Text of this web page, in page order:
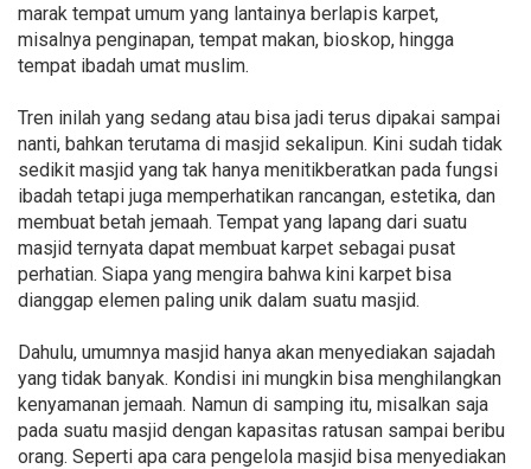
marak tempat umum yang lantainya berlapis karpet,
misalnya penginapan, tempat makan, bioskop, hingga
tempat ibadah umat muslim.
Tren inilah yang sedang atau bisa jadi terus dipakai sampai
nanti, bahkan terutama di masjid sekalipun. Kini sudah tidak
sedikit masjid yang tak hanya menitikberatkan pada fungsi
ibadah tetapi juga memperhatikan rancangan, estetika, dan
membuat betah jemaah. Tempat yang lapang dari suatu
masjid ternyata dapat membuat karpet sebagai pusat
perhatian. Siapa yang mengira bahwa kini karpet bisa
dianggap elemen paling unik dalam suatu masjid.
Dahulu, umumnya masjid hanya akan menyediakan sajadah
yang tidak banyak. Kondisi ini mungkin bisa menghilangkan
kenyamanan jemaah. Namun di samping itu, misalkan saja
pada suatu masjid dengan kapasitas ratusan sampai beribu
orang. Seperti apa cara pengelola masjid bisa menyediakan